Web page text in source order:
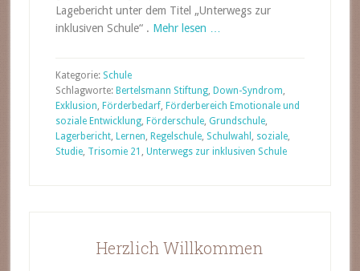
Lagebericht unter dem Titel „Unterwegs zur
inklusiven Schule“ . Mehr lesen …
Kategorie: Schule
Schlagworte: Bertelsmann Stiftung, Down-Syndrom
Exklusion Förderbedarf, Förderbereich Emotionale und
soziale Entwicklung, Förderschule, Grundschule,
Lagerbericht, Lernen Regelschule, Schulwahl soziale,
Studie, Trisomie 21 Unterwegs zur inklusiven Schule
Herzlich Willkommen